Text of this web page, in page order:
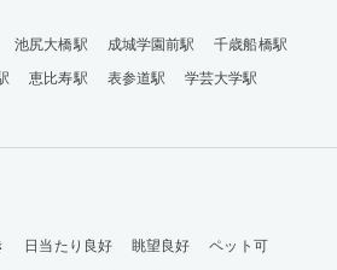
池尻大橋駅 成城学園前駅
千歳船橋駅
恵比寿駅 表参道駅
学芸大学駅
日当たり良好 眺望良好
ペット可